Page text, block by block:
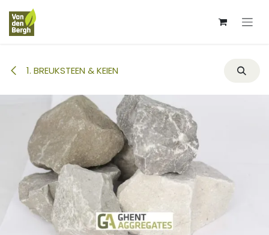
Overslaan naar inhoud
1. BREUKSTEEN & KEIEN